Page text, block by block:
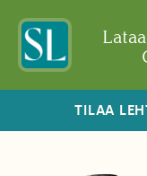
TILAA